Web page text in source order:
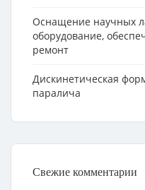
Оснащение научных
оборудование,
ремонт
Дискинетическая
паралича
Свежие комментарии